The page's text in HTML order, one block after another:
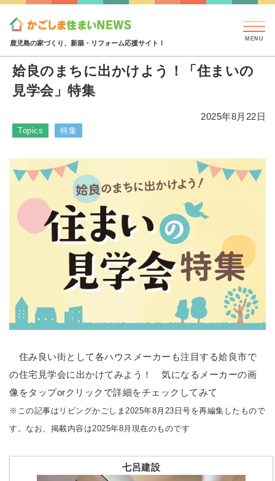
鹿児島の家づくり、新築・リフォーム応援サイト！
姶良のまちに出かけよう！「住まいの見
姶良のまちに出かけよう！「住まいの
見学会」特集
2025年8月22日
Topics 特集
住み良い街として各ハウスメーカーも注目する姶良市で
の住宅見学会に出かけてみよう！ 気になるメーカーの画
像をタップorクリックで詳細をチェックしてみて
※この記事はリビングかごしま2025年8月23日号を再編集したもので
す。なお、掲載内容は2025年8月現在のものです
七呂建設